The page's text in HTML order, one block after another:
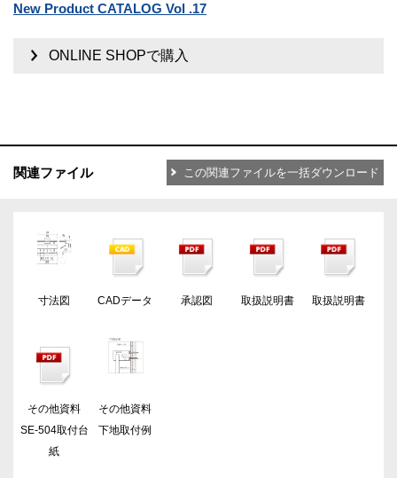
New Product CATALOG Vol .17
ONLINE SHOPで購入
関連ファイル この関連ファイルを一括ダウンロード
寸法図 CADデータ 承認図 取扱説明書 取扱説明書
その他資料
SE-504取付台
紙
その他資料
下地取付例